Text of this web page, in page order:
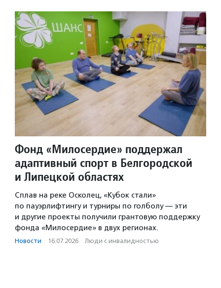
Фонд «Милосердие» поддержал
адаптивный спорт в Белгородской
и Липецкой областях
Сплав на реке Осколец, «Кубок стали»
по пауэрлифтингу и турниры по голболу — эти
и другие проекты получили грантовую поддержку
фонда «Милосердие» в двух регионах.
Новости · 16.07.2026 · Люди с инвалидностью